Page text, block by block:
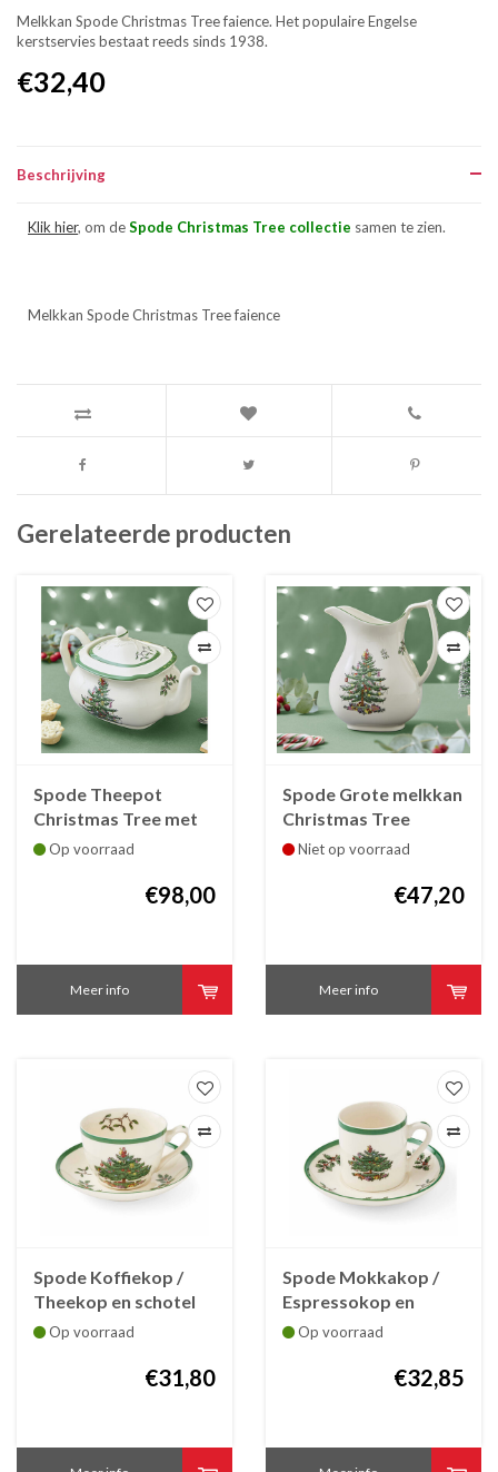
Melkkan Spode Christmas Tree faience. Het populaire Engelse
kerstservies bestaat reeds sinds 1938.
€32,40
Beschrijving
Klik hier, om deSpode Christmas Tree collectie samen te zien.
Melkkan Spode Christmas Tree faience
Gerelateerde producten
Spode Theepot
Christmas Tree met
deksel faience 1.28 L
Op voorraad
€98,00
Meer info
Spode Grote melkkan
Christmas Tree
faience
Niet op voorraad
€47,20
Meer info
Spode Koffiekop /
Theekop en schotel
Christmas Tree
Op voorraad
€31,80
Spode Mokkakop /
Espressokop en
schotel Christmas
Op voorraad
€32,85